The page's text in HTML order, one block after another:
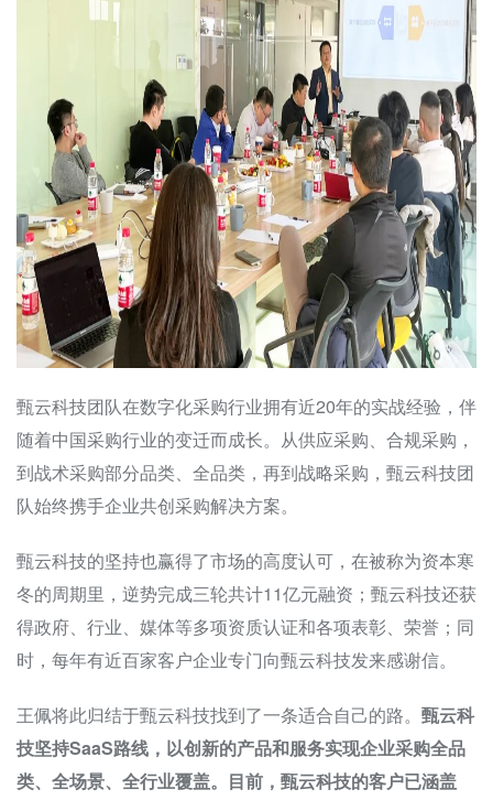
甄云科技团队在数字化采购行业拥有近20年的实战经验，伴
随着中国采购行业的变迁而成长。从供应采购、合规采购，
到战术采购部分品类、全品类，再到战略采购，甄云科技团
队始终携手企业共创采购解决方案。
甄云科技的坚持也赢得了市场的高度认可，在被称为资本寒
冬的周期里，逆势完成三轮共计11亿元融资；甄云科技还获
得政府、行业、媒体等多项资质认证和各项表彰、荣誉；同
时，每年有近百家客户企业专门向甄云科技发来感谢信。
王佩将此归结于甄云科技找到了一条适合自己的路。 甄云科
技坚持SaaS路线，以创新的产品和服务实现企业采购全品
类、全场景、全行业覆盖。目前，甄云科技的客户已涵盖